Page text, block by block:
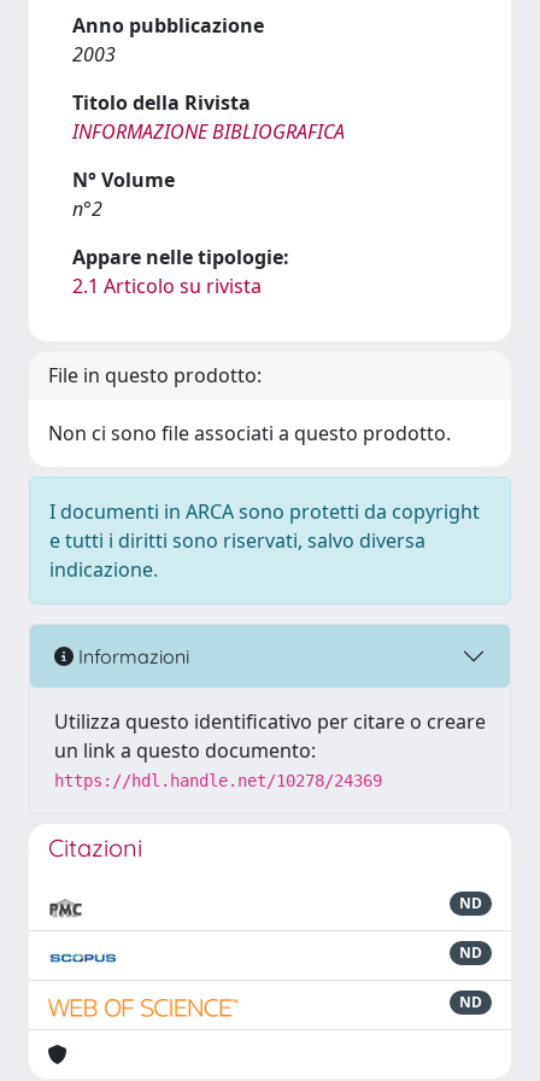
Anno pubblicazione
2003
Titolo della Rivista
INFORMAZIONE BIBLIOGRAFICA
N° Volume
n°2
Appare nelle tipologie:
2.1 Articolo su rivista
File in questo prodotto:
Non ci sono file associati a questo prodotto.
I documenti in ARCA sono protetti da copyright
e tutti i diritti sono riservati, salvo diversa
indicazione.
Informazioni
Utilizza questo identificativo per citare o creare
un link a questo documento:
https://hdl.handle.net/10278/24369
Citazioni
ND
ND
ND